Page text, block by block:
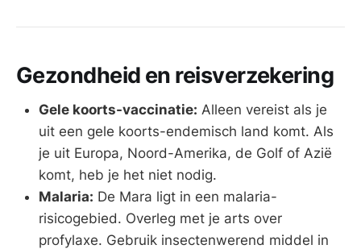
Gezondheid en reisverzekering
Gele koorts-vaccinatie: Alleen vereist als je
uit een gele koorts-endemisch land komt. Als
je uit Europa, Noord-Amerika, de Golf of Azië
komt, heb je het niet nodig.
Malaria: De Mara ligt in een malaria-
risicogebied. Overleg met je arts over
profylaxe. Gebruik insectenwerend middel in